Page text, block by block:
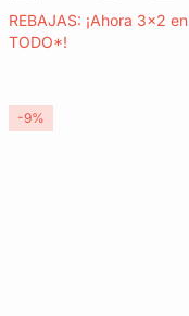
REBAJAS: ¡Ahora 3x2 en
TODO*!
-9%